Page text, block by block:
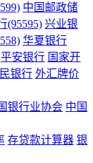
中国邮政储
(95595) 兴业银
华夏银行
平安银行 国家开
银行 外汇牌价
银行业协会 中国
存贷款计算器 银